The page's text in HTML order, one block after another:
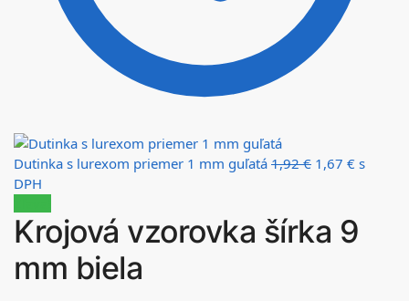
Dutinka s lurexom priemer 1 mm guľatá 1,92€ 1,67 € s
DPH
Krojová vzorovka šírka 9
mm biela